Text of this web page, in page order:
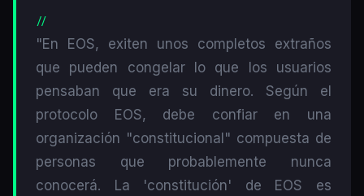
"En EOS, exiten unos completos extraños
que pueden congelar lo que los usuarios
pensaban que era su dinero. Según el
protocolo EOS, debe confiar en una
organización "constitucional" compuesta de
personas que probablemente nunca
conocerá. La 'constitución' de EOS es